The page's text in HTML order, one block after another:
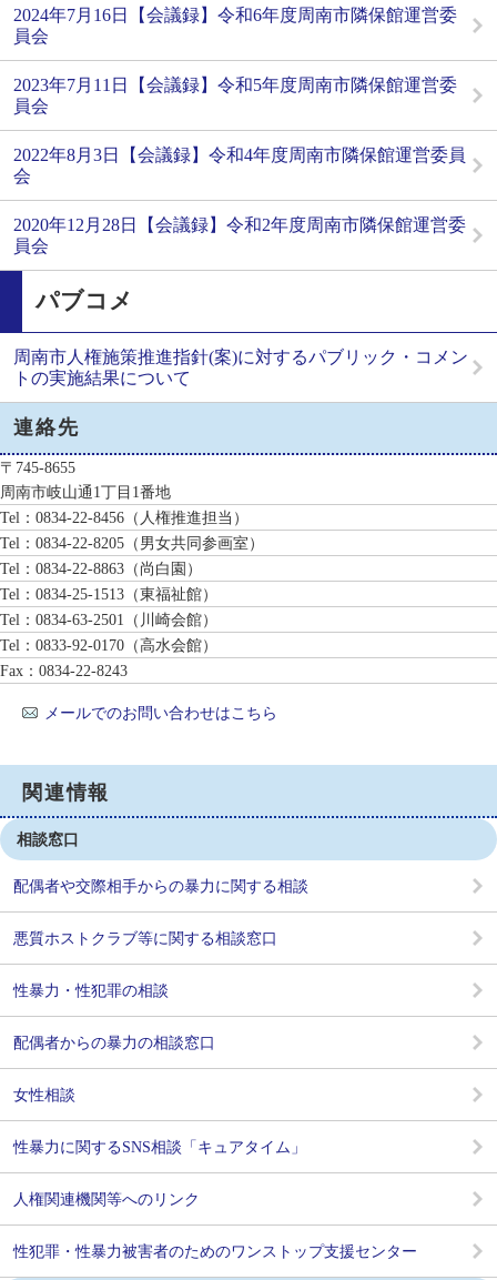
2024年7月16日【会議録】令和6年度周南市隣保館運営委
員会
2023年7月11日【会議録】令和5年度周南市隣保館運営委
員会
2022年8月3日【会議録】令和4年度周南市隣保館運営委員
会
2020年12月28日【会議録】令和2年度周南市隣保館運営委
員会
パブコメ
周南市人権施策推進指針(案)に対するパブリック・コメン
トの実施結果について
連絡先
〒745-8655
周南市岐山通1丁目1番地
Tel：0834-22-8456 （人権推進担当）
Tel：0834-22-8205 （男女共同参画室）
Tel：0834-22-8863 （尚白園）
Tel：0834-25-1513 （東福祉館）
Tel：0834-63-2501
（川崎会館）
Tel：0833-92-0170 （高水会館）
Fax：0834-22-8243
メールでのお問い合わせはこちら
関連情報
相談窓口
配偶者や交際相手からの暴力に関する相談
悪質ホストクラブ等に関する相談窓口
性暴力・性犯罪の相談
配偶者からの暴力の相談窓口
女性相談
性暴力に関するSNS相談「キュアタイム」
人権関連機関等へのリンク
性犯罪・性暴力被害者のためのワンストップ支援センター